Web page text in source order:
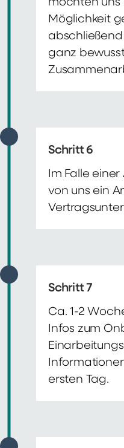
möchten uns
Möglichkeit
ganz
Schritt 6
Im Falle
von uns ein
Schritt 7
Ca. 1-2
Infos zum
ersten Tag.